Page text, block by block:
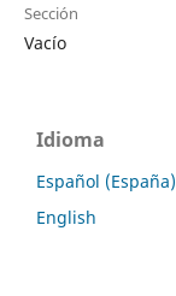
Sección
Vacío
Idioma
Español (España)
English